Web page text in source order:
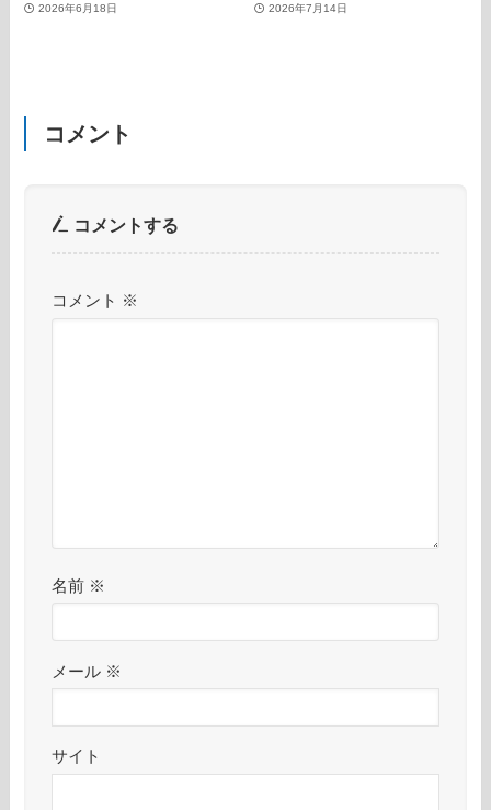
2026年6月18日 2026年7月14日
コメント
コメントする
コメント ※
名前 ※
メール ※
サイト